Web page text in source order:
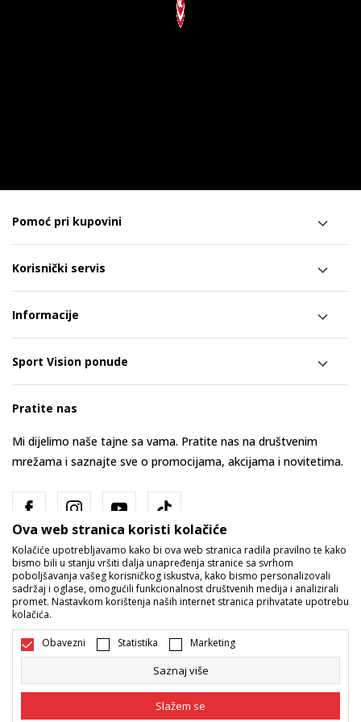
Pomoć pri kupovini
Korisnički servis
Informacije
Sport Vision ponude
Pratite nas
Mi dijelimo naše tajne sa vama. Pratite nas na društvenim
mrežama i saznajte sve o promocijama, akcijama i novitetima.
Bosna i Hercegovina Promijenite
Ova web stranica koristi kolačiće
Kolačiće upotrebljavamo kako bi ova web stranica radila pravilno te kako
bismo bili u stanju vršiti dalja unapređenja stranice sa svrhom
poboljšavanja vašeg korisničkog iskustva, kako bismo personalizovali
sadržaj i oglase, omogućili funkcionalnost društvenih medija i analizirali
promet. Nastavkom korištenja naših internet stranica prihvatate upotrebu
kolačića.
Obavezni Statistika Marketing
Saznaj više
Slažem se